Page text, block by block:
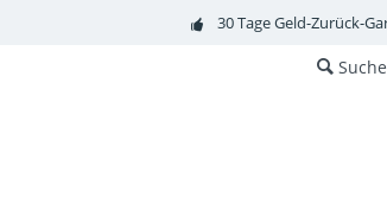
30 Tage Geld-Zurück-